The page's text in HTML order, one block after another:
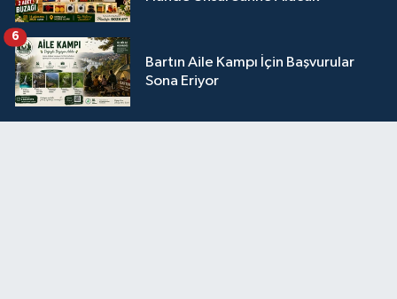
Bartın Aile Kampı İçin Başvurular
Sona Eriyor
6